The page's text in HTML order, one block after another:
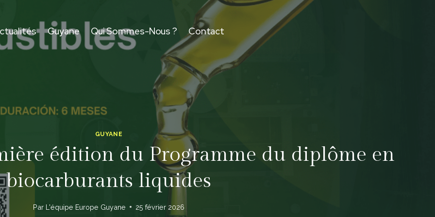
Guyane Qui Sommes-Nous ? Contact
GUYANE
édition du Programme du diplôme en
biocarburants liquides
Par L'équipe Europe Guyane 25 février 2026